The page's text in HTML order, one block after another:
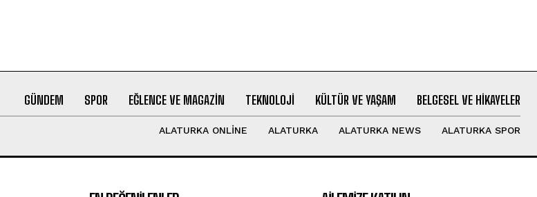
GÜNDEM SPOR EĞLENCE VE MAGAZIN TEKNOLOJI KÜLTÜR VE YAŞAM BELGESEL VE HIKAYELER
ALATURKA ONLINE ALATURKA ALATURKA NEWS ALATURKA SPOR